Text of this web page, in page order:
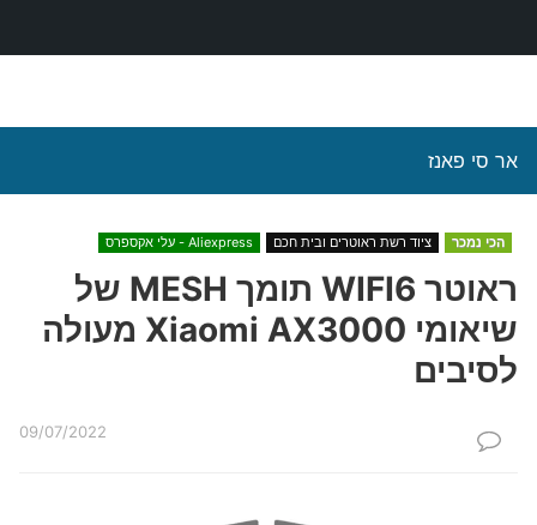
אר סי פאנז
הכי נמכר ציוד רשת ראוטרים ובית חכם Aliexpress - עלי אקספרס
ראוטר WIFI6 תומך MESH של
שיאומי Xiaomi AX3000 מעולה
לסיבים
09/07/2022